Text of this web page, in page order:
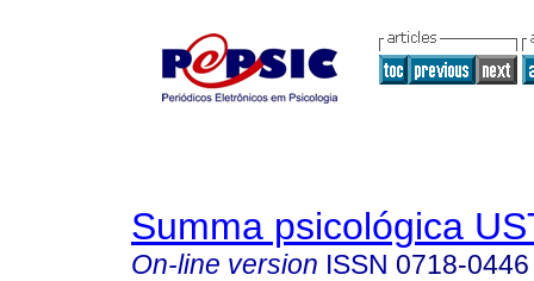
Summa psicológica
On-line version ISSN 0718-0446